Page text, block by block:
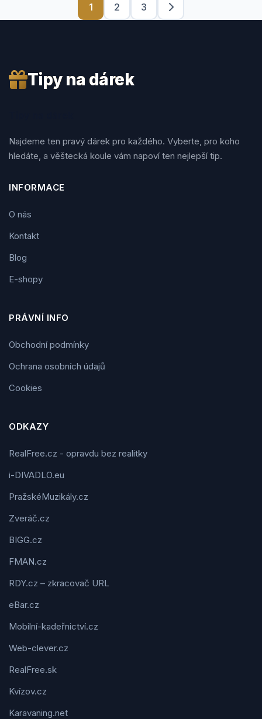
1 2 3
Tipy na dárek
Najdeme ten pravý dárek pro každého. Vyberte, pro koho
hledáte, a věštecká koule vám napoví ten nejlepší tip.
INFORMACE
O nás
Kontakt
Blog
E-shopy
PRÁVNÍ INFO
Obchodní podmínky
Ochrana osobních údajů
Cookies
ODKAZY
RealFree.cz - opravdu bez realitky
i-DIVADLO.eu
PražskéMuzikály.cz
Zveráč.cz
BIGG.cz
FMAN.cz
RDY.cz – zkracovač URL
eBar.cz
Mobilní-kadeřnictví.cz
Web-clever.cz
RealFree.sk
Kvízov.cz
Karavaning.net